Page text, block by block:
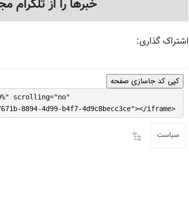
خبرها را از تلگرام
اشتراک گذاری:
کپی کد جاسازی صفحه
scrolling="no"
8894-4d99-b4f7-4d9c8becc3ce"></iframe>
سیاست